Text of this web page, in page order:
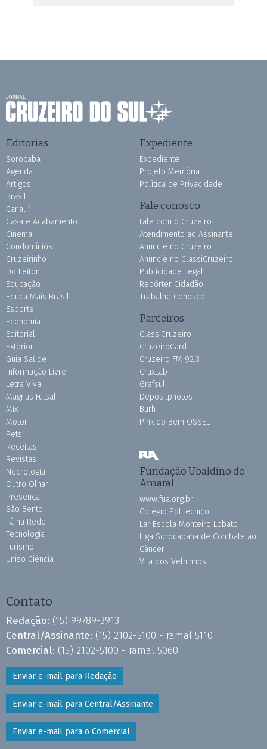
Editorias
Sorocaba
Agenda
Artigos
Brasil
Canal 1
Casa e Acabamento
Cinema
Condomínios
Cruzeirinho
Do Leitor
Educação
Educa Mais Brasil
Esporte
Economia
Editorial
Exterior
Guia Saúde
Informação Livre
Letra Viva
Magnus Futsal
Mix
Motor
Pets
Receitas
Revistas
Necrologia
Outro Olhar
Presença
São Bento
Tá na Rede
Tecnologia
Turismo
Uniso Ciência
Expediente
Expediente
Projeto Memória
Política de Privacidade
Fale conosco
Fale com o Cruzeiro
Atendimento ao Assinante
Anuncie no Cruzeiro
Anuncie no ClassiCruzeiro
Publicidade Legal
Repórter Cidadão
Trabalhe Conosco
Parceiros
ClassiCruzeiro
CruzeiroCard
Cruzeiro FM 92.3
CruxLab
Grafsul
Depositphotos
Burh
Pink do Bem OSSEL
Fundação Ubaldino do
Amaral
www.fua.org.br
Colégio Politécnico
Lar Escola Monteiro Lobato
Liga Sorocabana de Combate ao
Câncer
Vila dos Velhinhos
Contato
Redação: (15) 99789-3913
Central/Assinante: (15) 2102-5100 - ramal 5110
Comercial: (15) 2102-5100 - ramal 5060
Enviar e-mail para Redação
Enviar e-mail para Central/Assinante
Enviar e-mail para o Comercial